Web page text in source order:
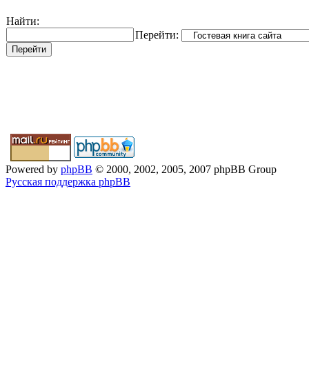
Найти:
Перейти:
Powered by phpBB © 2000, 2002, 2005, 2007 phpBB Group
Русская поддержка phpBB